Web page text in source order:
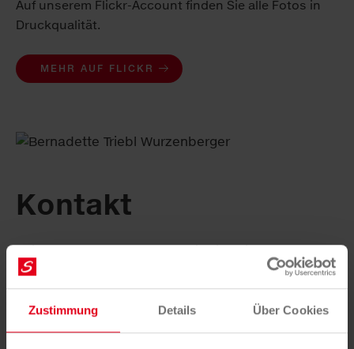
Zustimmung Details Über Cookies
Auf unserem Flickr-Account finden Sie alle Fotos in
Druckqualität.
MEHR AUF FLICKR
Kontakt
Bei Presseanfragen wenden Sie sich bitte an:
Mag. Bernadette Triebl-Wurzenberger
b.triebl@saubermacher.at
+43 664 80598 1013